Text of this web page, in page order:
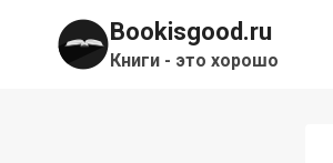
содержимому
Bookisgood.ru
Книги - это хорошо